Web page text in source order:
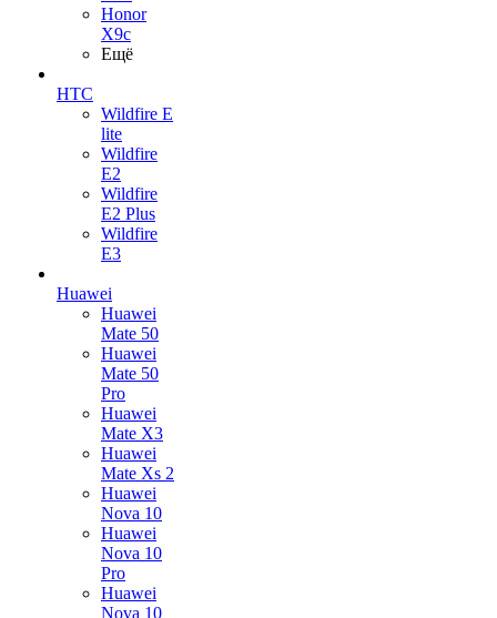
Honor
X9c
Ещё
HTC
Wildfire E
lite
Wildfire
E2
Wildfire
E2 Plus
Wildfire
E3
Huawei
Huawei
Mate 50
Huawei
Mate 50
Pro
Huawei
Mate X3
Huawei
Mate Xs 2
Huawei
Nova 10
Huawei
Nova 10
Pro
Huawei
Nova 10